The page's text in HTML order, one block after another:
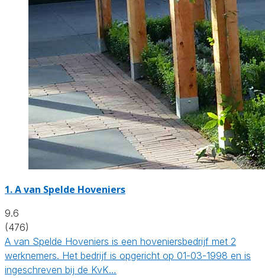
1.A van Spelde Hoveniers
9.6
(476)
A van Spelde Hoveniers is een hoveniersbedrijf met 2
werknemers. Het bedrijf is opgericht op 01-03-1998 en is
ingeschreven bij de KvK…